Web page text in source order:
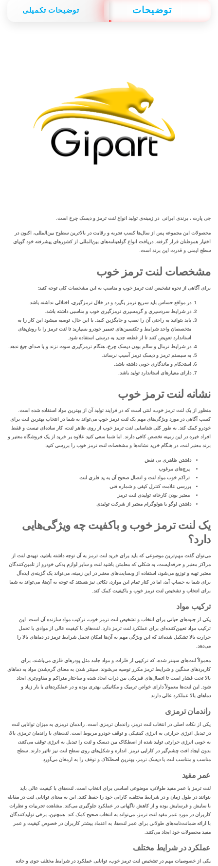
توضیحات توضیحات تکمیلی
جی پارت ، برندی ایرانی در زمینه‌ی تولید انواع لنت ترمز و دیسک چرخ است.
محصولات این مجموعه پس از سال‌ها کسب تجربه و رقابت در بالاترین سطوح بین‌المللی، اکنون در
اختیار هموطنان قرار گرفته. دریافت انواع گواهینامه‌های بین‌المللی از کشورهای پیشرفته خود گویای
سطح ایمنی و قدرت این برند است.
مشخصات لنت ترمز خوب
برای آگاهی از نحوه تشخیص لنت ترمز خوب و مناسب به این مشخصات کلی توجه کنید:
در مواقع حساس باید سریع ترمز بگیرد و در خلال ترمزگیری، اختلالی نداشته باشد.
در شرایط سردسیری و گرمسیری ترمزگیری خوب و مناسبی داشته باشد.
باید بتوانید به راحتی آن را نصب و جایگزین کنید. با این حال، توصیه می­شود این کار را به
متخصصان واجد شرایط و تکنسین‌­های تعمیر خودرو بسپارید تا لنت ترمز را با روش­‌های
استاندارد تعویض کنند تا از قطعه جدید به درستی استفاده شود.
در شرایط نرمال و سالم بودن دیسک چرخ، هنگام ترمزگیری سوت نزند و یا صدای جیغ ندهد.
به سیستم ترمز و دیسک ترمز آسیب نرساند.
استحکام و ماندگاری خوبی داشته باشد.
دارای معیارهای استاندارد تولید باشد.
نشانه لنت ترمز خوب
منظور از یک لنت ترمز خوب، لنتی است که در فرایند تولید آن از بهترین مواد استفاده شده است.
کسب آگاهی در مورد ویژگی‌های مهم یک لنت ترمز خوب می‌تواند به شما در انتخاب بهترین لنت برای
خودرو کمک کند. به طور کلی شناسایی لنت ترمز خوب از روی ظاهر لنت، کار ساده‌ای نیست و فقط
افراد خبره در این زمینه تخصص کافی دارند. اما شما سعی کنید علاوه بر خرید از یک فروشگاه معتبر و
برند معتبر لنت، در هنگام خرید نشانه‌ها و مشخصات لنت ترمز خوب را بررسی کنید:
داشتن ظاهری بی نقض
پرچ‌های مرغوب
تراکم خوب مواد لنت و اتصال صحیح آن به پد فلزی لنت
بررسی علامت کنترل کیفی و شماره فنی
معتبر بودن کارخانه تولیدی لنت ترمز
داشتن لوگو یا هولوگرام معتبر از شرکت تولیدی
یک لنت ترمز خوب و باکفیت چه ویژگی‌هایی
دارد؟
می‌توان گفت مهم‌ترین موضوعی که باید برای خرید لنت ترمز به آن توجه داشته باشید، تهیه‌ی لنت از
مراکز معتبر و حرفه‌ایست، به شکلی که مطمئن باشید لنت و سایر
لوازم یدکی خودرو از تامین‌کنندگان
معتبر تهیه و توزیع می‌شود، استفاده از وبسایت‌های معتبر در این زمینه، می‌تواند یک گزینه‌ی ایده‌‌آل
برای شما به حساب آید، اما در کنار تمام این موارد، نکاتی نیز هستند که توجه به آن‌ها، می‌تواند به شما
برای انتخاب و تشخیص لنت ترمز خوب و باکیفیت کمک کند.
ترکیب مواد
یکی از جنبه‌های حیاتی برای انتخاب و تشخیص لنت ترمز خوب، ترکیب مواد سازنده آن است. این
ترکیب مواد تعیین‌کننده‌ای برای عملکرد لنت ترمز دارد. لنت‌های با کیفیت عالی از موادی با تحمل
حرارت بالا تشکیل شده‌اند که این ویژگی مهم به آن‌ها امکان تحمل شرایط ترمز در دماهای بالا را
می‌دهد.
معمولاً لنت‌های سینتر شده، که ترکیبی از فلزات و مواد جامد مثل پودرهای فلزی می‌باشند، برای
کاربردهای سنگین و شرایط ترمز مکرر توصیه می‌شوند. سینتر شدن به معنای گرم‌شدن مواد به دماهای
بالا تحت فشار است تا اتصال‌های فیزیکی بین ذرات ایجاد شده و ساختار متراکم و مقاوم‌تری ایجاد
شود. این لنت‌ها معمولاً دارای خواص ترمیک و مکانیکی بهتری بوده و در عملکردهای با بار زیاد و
دماهای بالا عملکرد عالی دارند.
راندمان ترمزی
یکی از نکات اصلی در انتخاب لنت ترمز، راندمان ترمزی است. راندمان ترمزی به میزان توانایی لنت
در تبدیل انرژی حرارتی به انرژی کینتیکی و توقف خودرو مربوط است. لنت‌های با راندمان ترمزی بالا،
به خوبی انرژی حرارتی تولید شده از اصطکاک بین دیسک و لنت را تبدیل به انرژی توقف می‌کنند،
بدون ایجاد افت چشم‌گیر در کارایی ترمز. اندازه و شکل‌های روی سطح لنت نیز تاثیر دارند. سطح
مناسب و متناسب لنت با دیسک ترمز، بهترین اصطکاک و توقف را به ارمغان می‌آورد.
عمر مفید
لنت ترمز با عمر مفید طولانی، موضوعی اساسی برای انتخاب است. لنت‌های با کیفیت عالی باید
بتوانند در طول زمان و در شرایط مختلف، کارایی خود را حفظ کنند. این به معنای توانایی لنت در مقابله
با سایش و فرسایش بوده و از کاهش ناگهانی در عملکرد جلوگیری می‌کند. مشاهده تجربیات و نظرات
کاربران در مورد عمر مفید لنت ترمز، می‌تواند به انتخاب صحیح کمک کند. همچنین، برخی تولیدکنندگان
با ارائه ضمانت‌نامه‌های طولانی برای عمر لنت‌ها، به اعتماد بیشتر کاربران در خصوص کیفیت و عمر
مفید محصولات خود ایجاد می‌کنند.
عملکرد در شرایط مختلف
یکی از خصوصیات مهم در تشخیص لنت ترمز خوب، توانایی عملکرد در شرایط مختلف جوی و جاده